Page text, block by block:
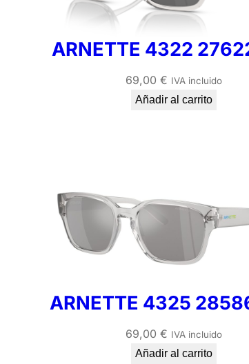
ARNETTE 4322
69,00€ IVA incluido
Añadir al carrito
ARNETTE 4325
69,00€ IVA incluido
Añadir al carrito